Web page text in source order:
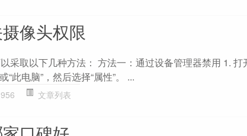
像头权限
采取以下几种方法： 方法一：通过设备管理器禁用 1. 打
“此电脑”，然后选择“属性”。 ...
956 文章列表